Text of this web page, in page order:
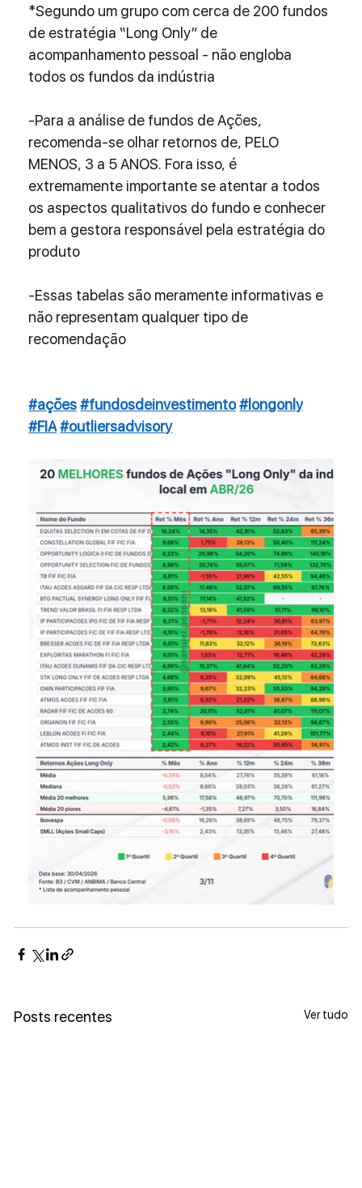
*Segundo um grupo com cerca de 200 fundos
de estratégia “Long Only” de
acompanhamento pessoal - não engloba
todos os fundos da indústria
-Para a análise de fundos de Ações,
recomenda-se olhar retornos de, PELO
MENOS, 3 a 5 ANOS. Fora isso, é
extremamente importante se atentar a todos
os aspectos qualitativos do fundo e conhecer
bem a gestora responsável pela estratégia do
produto
-Essas tabelas são meramente informativas e
não representam qualquer tipo de
recomendação
#ações #fundosdeinvestimento #longonly
#FIA #outliersadvisory
Posts recentes Ver tudo